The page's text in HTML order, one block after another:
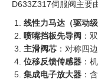
D633Z317伺服阀主要
线性力马达（驱动级
喷嘴挡板先导阀 ：
主滑阀芯 ：对称四
位移反馈传感器 ：
集成电子放大器 ：